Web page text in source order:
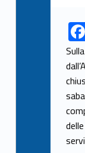
Link identifier share facebook archive